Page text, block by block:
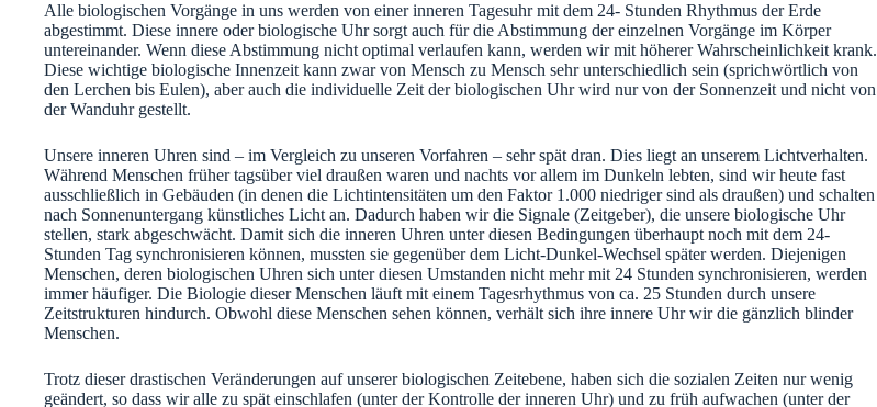
Alle biologischen Vorgänge in uns werden von einer inneren Tagesuhr mit dem 24- Stunden Rhythmus der Erde
abgestimmt. Diese innere oder biologische Uhr sorgt auch für die Abstimmung der einzelnen Vorgänge im Körper
untereinander. Wenn diese Abstimmung nicht optimal verlaufen kann, werden wir mit höherer Wahrscheinlichkeit krank.
Diese wichtige biologische Innenzeit kann zwar von Mensch zu Mensch sehr unterschiedlich sein (sprichwörtlich von
den Lerchen bis Eulen), aber auch die individuelle Zeit der biologischen Uhr wird nur von der Sonnenzeit und nicht von
der Wanduhr gestellt.
Unsere inneren Uhren sind – im Vergleich zu unseren Vorfahren – sehr spät dran. Dies liegt an unserem Lichtverhalten.
Während Menschen früher tagsüber viel draußen waren und nachts vor allem im Dunkeln lebten, sind wir heute fast
ausschließlich in Gebäuden (in denen die Lichtintensitäten um den Faktor 1.000 niedriger sind als draußen) und schalten
nach Sonnenuntergang künstliches Licht an. Dadurch haben wir die Signale (Zeitgeber), die unsere biologische Uhr
stellen, stark abgeschwächt. Damit sich die inneren Uhren unter diesen Bedingungen überhaupt noch mit dem 24-
Stunden Tag synchronisieren können, mussten sie gegenüber dem Licht-Dunkel-Wechsel später werden. Diejenigen
Menschen, deren biologischen Uhren sich unter diesen Umstanden nicht mehr mit 24 Stunden synchronisieren, werden
immer häufiger. Die Biologie dieser Menschen läuft mit einem Tagesrhythmus von ca. 25 Stunden durch unsere
Zeitstrukturen hindurch. Obwohl diese Menschen sehen können, verhält sich ihre innere Uhr wir die gänzlich blinder
Menschen.
Trotz dieser drastischen Veränderungen auf unserer biologischen Zeitebene, haben sich die sozialen Zeiten nur wenig
geändert, so dass wir alle zu spät einschlafen (unter der Kontrolle der inneren Uhr) und zu früh aufwachen (unter der